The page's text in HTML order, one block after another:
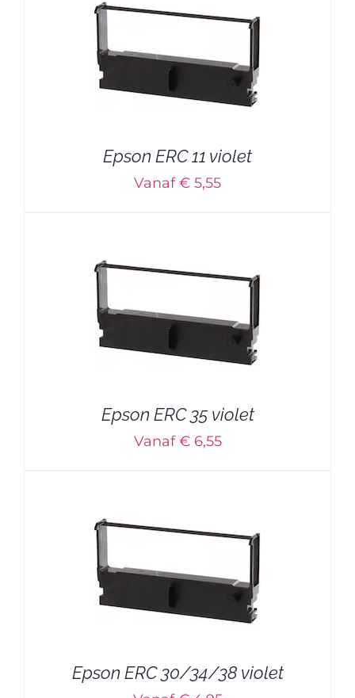
Epson ERC 11 violet
Vanaf € 5,55
Epson ERC 35 violet
Vanaf € 6,55
Epson ERC 30/34/38 violet